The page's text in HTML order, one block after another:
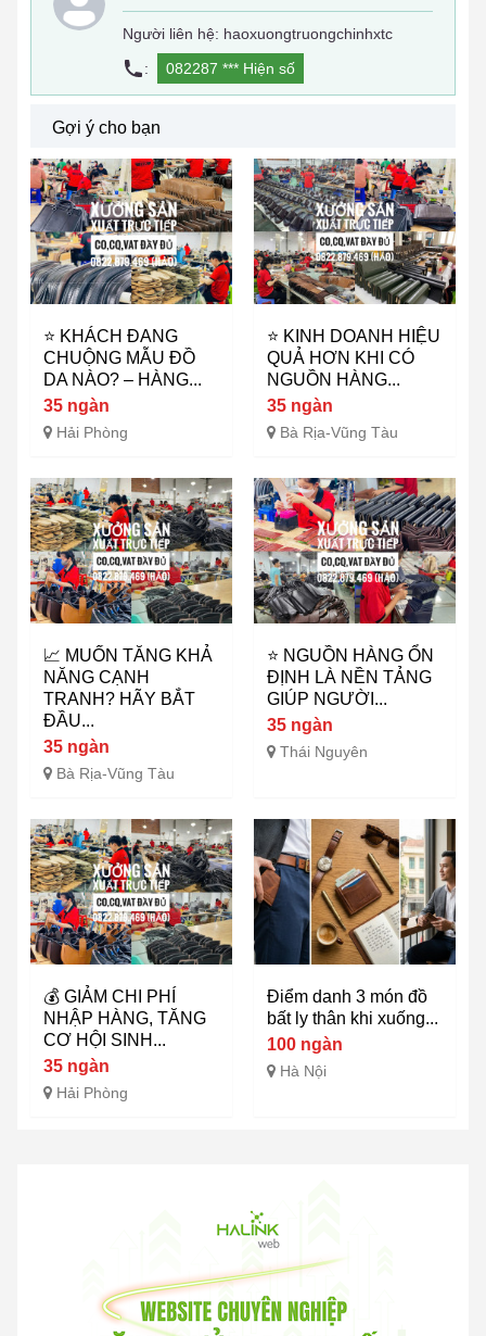
Người liên hệ: haoxuongtruongchinhxtc
:
082287 *** Hiện số
Gợi ý cho bạn
⭐ KHÁCH ĐANG
CHUỘNG MẪU ĐỒ
DA NÀO? – HÀNG...
35 ngàn
Hải Phòng
⭐ KINH DOANH HIỆU
QUẢ HƠN KHI CÓ
NGUỒN HÀNG...
35 ngàn
Bà Rịa-Vũng Tàu
📈 MUỐN TĂNG KHẢ
NĂNG CẠNH
TRANH? HÃY BẮT
ĐẦU...
35 ngàn
Bà Rịa-Vũng Tàu
⭐ NGUỒN HÀNG ỔN
ĐỊNH LÀ NỀN TẢNG
GIÚP NGƯỜI...
35 ngàn
Thái Nguyên
💰 GIẢM CHI PHÍ
NHẬP HÀNG, TĂNG
CƠ HỘI SINH...
35 ngàn
Hải Phòng
Điểm danh 3 món đồ
bất ly thân khi xuống...
100 ngàn
Hà Nội